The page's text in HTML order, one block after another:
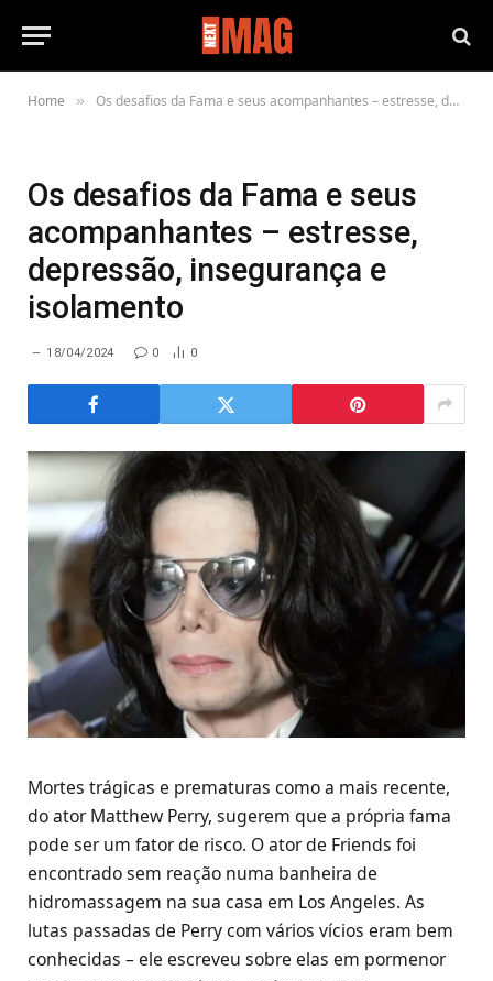
Home » Os desafios da Fama e seus acompanhantes – estresse, depressão, insegurança e isolamento
Os desafios da Fama e seus
acompanhantes – estresse,
depressão, insegurança e
isolamento
18/04/2024 0 0
Mortes trágicas e prematuras como a mais recente,
do ator Matthew Perry, sugerem que a própria fama
pode ser um fator de risco. O ator de Friends foi
encontrado sem reação numa banheira de
hidromassagem na sua casa em Los Angeles. As
lutas passadas de Perry com vários vícios eram bem
conhecidas – ele escreveu sobre elas em pormenor